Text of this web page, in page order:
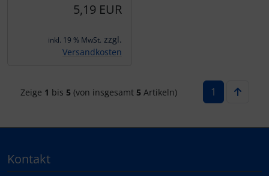
5,19 EUR
inkl. 19 % MwSt. zzgl.
Versandkosten
Zeige 1 bis 5 (von insgesamt 5 Artikeln) 1
Kontakt